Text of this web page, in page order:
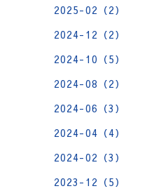
2025-02（2）
2024-12（2）
2024-10（5）
2024-08（2）
2024-06（3）
2024-04（4）
2024-02（3）
2023-12（5）